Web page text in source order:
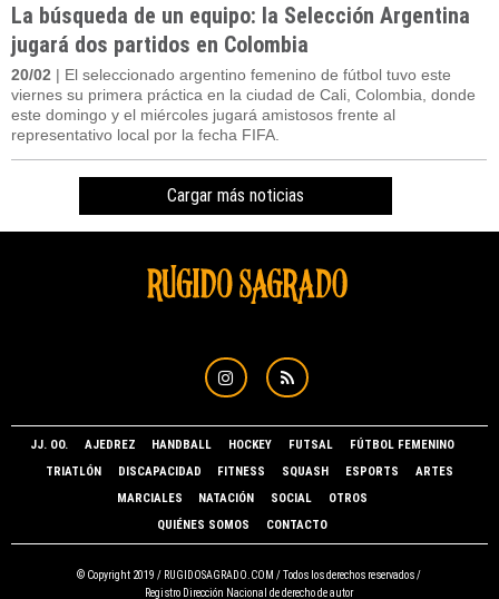
La búsqueda de un equipo: la Selección Argentina
jugará dos partidos en Colombia
20/02 | El seleccionado argentino femenino de fútbol tuvo este
viernes su primera práctica en la ciudad de Cali, Colombia, donde
este domingo y el miércoles jugará amistosos frente al
representativo local por la fecha FIFA.
Cargar más noticias
JJ. OO. AJEDREZ HANDBALL HOCKEY FUTSAL
FÚTBOL FEMENINO
TRIATLÓN
DISCAPACIDAD FITNESS SQUASH ESPORTS
ARTES
MARCIALES
NATACIÓN SOCIAL
OTROS
QUIÉNES SOMOS
CONTACTO
© Copyright 2019 / RUGIDOSAGRADO.COM / Todos los derechos reservados /
Registro Dirección Nacional de derecho de autor